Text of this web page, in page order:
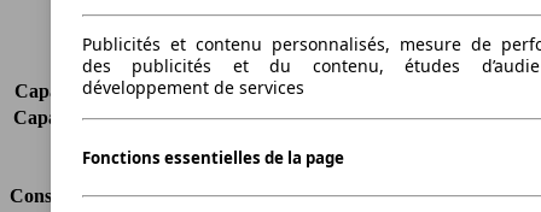
Portes
5
Sièges
5
Charge sur toit
75 kg
Capacité de remorquage (sans freins)
Capacité de remorquage (avec freins) 1500 kg
Consommation
Publicités et contenu personnalisés, mesure de
des publicités et du contenu, études
développement de services
Fonctions essentielles de la page